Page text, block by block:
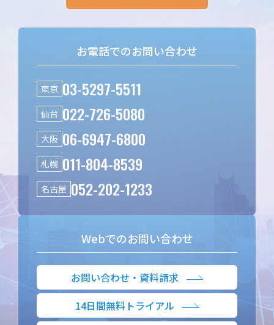
お電話でのお問い合わせ
東京 03-5297-5511
仙台 022-726-5080
大阪 06-6947-6800
札幌 011-804-8539
名古屋 052-202-1233
Webでのお問い合わせ
お問い合わせ・資料請求
14日間無料トライアル